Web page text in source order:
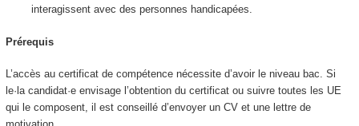
interagissent avec des personnes handicapées.
Prérequis
L’accès au certificat de compétence nécessite d’avoir le niveau bac. Si
le·la candidat·e envisage l’obtention du certificat ou suivre toutes les UE
qui le composent, il est conseillé d’en­voyer un CV et une lettre de